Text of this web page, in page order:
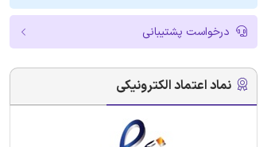
درخواست پشتیبانی
نماد اعتماد الکترونیکی